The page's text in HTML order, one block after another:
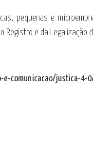
pequenas e
Registro e da Legalização
e-comunicacao/justica-